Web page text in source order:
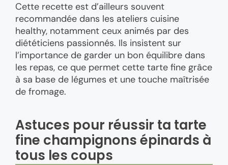
Cette recette est d’ailleurs souvent
recommandée dans les ateliers cuisine
healthy, notamment ceux animés par des
diététiciens passionnés. Ils insistent sur
l’importance de garder un bon équilibre dans
les repas, ce que permet cette tarte fine grâce
à sa base de légumes et une touche maîtrisée
de fromage.
Astuces pour réussir ta tarte
fine champignons épinards à
tous les coups